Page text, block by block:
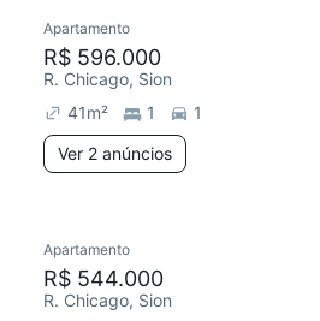
Apartamento
R$ 596.000
R. Chicago, Sion
41m² 1
1
Ver 2 anúncios
Apartamento
R$ 544.000
R. Chicago, Sion